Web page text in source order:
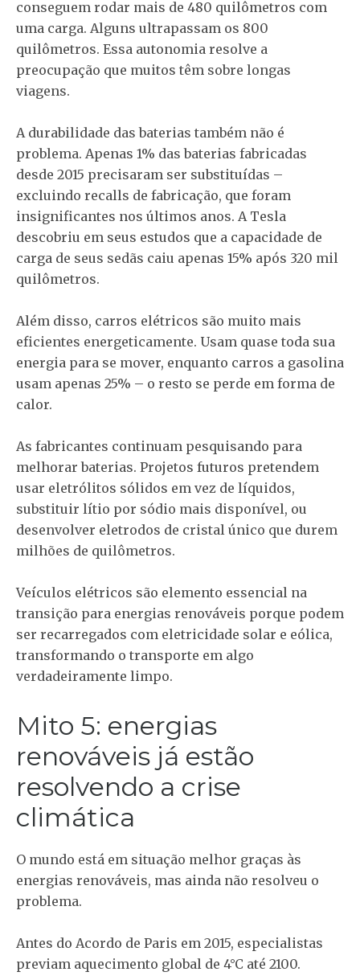
conseguem rodar mais de 480 quilômetros com
uma carga. Alguns ultrapassam os 800
quilômetros. Essa autonomia resolve a
preocupação que muitos têm sobre longas
viagens.
A durabilidade das baterias também não é
problema. Apenas 1% das baterias fabricadas
desde 2015 precisaram ser substituídas –
excluindo recalls de fabricação, que foram
insignificantes nos últimos anos. A Tesla
descobriu em seus estudos que a capacidade de
carga de seus sedãs caiu apenas 15% após 320 mil
quilômetros.
Além disso, carros elétricos são muito mais
eficientes energeticamente. Usam quase toda sua
energia para se mover, enquanto carros a gasolina
usam apenas 25% – o resto se perde em forma de
calor.
As fabricantes continuam pesquisando para
melhorar baterias. Projetos futuros pretendem
usar eletrólitos sólidos em vez de líquidos,
substituir lítio por sódio mais disponível, ou
desenvolver eletrodos de cristal único que durem
milhões de quilômetros.
Veículos elétricos são elemento essencial na
transição para energias renováveis porque podem
ser recarregados com eletricidade solar e eólica,
transformando o transporte em algo
verdadeiramente limpo.
Mito 5: energias
renováveis já estão
resolvendo a crise
climática
O mundo está em situação melhor graças às
energias renováveis, mas ainda não resolveu o
problema.
Antes do Acordo de Paris em 2015, especialistas
previam aquecimento global de 4°C até 2100.